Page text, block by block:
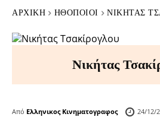
ΑΡΧΙΚΉ HΘΟΠΟΙΟΊ ΝΙΚΉΤΑΣ
Νικήτας
Από Ελληνικος Κινηματογραφος 24/12/